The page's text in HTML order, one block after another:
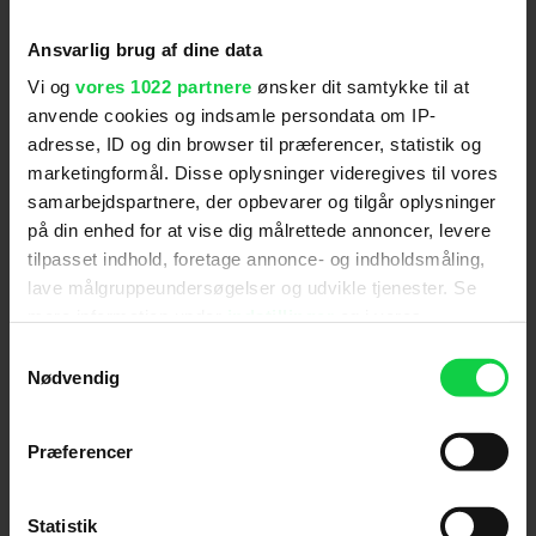
Ansvarlig brug af dine data
Vi og vores 1022 partnere ønsker dit samtykke til at
anvende cookies og indsamle persondata om IP-
adresse, ID og din browser til præferencer, statistik og
marketingformål. Disse oplysninger videregives til vores
samarbejdspartnere, der opbevarer og tilgår oplysninger
på din enhed for at vise dig målrettede annoncer, levere
tilpasset indhold, foretage annonce- og indholdsmåling,
lave målgruppeundersøgelser og udvikle tjenester. Se
tilbage eller ændre indstillinger fra vores
"Cookiedeklaration", eller ved at trykke på "Privacy
Indsamle præcise oplysninger om din placering,
Nødvendig
Præferencer
Statistik
understreger ydermere, at 'Maniac Cop' ikke vil
være en "klassisk" genindspilning med ordene: "I
hænderne på Nicolas er det ikke en
genindspilning. Det er en genopstandelse".
'Her Private Hell' afventer en dansk premieredato,
men Scanbox har købt distributionsrettighederne
til filmen.
Følg os for de seneste nyheder, konkurrencer